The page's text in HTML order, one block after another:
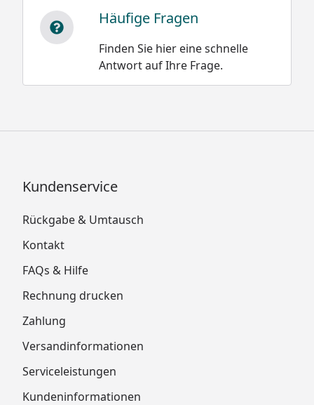
Häufige Fragen
Finden Sie hier eine schnelle
Antwort auf Ihre Frage.
Kundenservice
Rückgabe & Umtausch
Kontakt
FAQs & Hilfe
Rechnung drucken
Zahlung
Versandinformationen
Serviceleistungen
Kundeninformationen